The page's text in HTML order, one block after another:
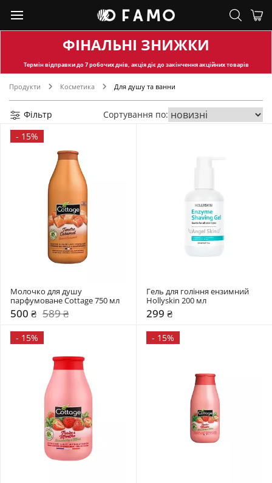
ФІНАЛЬНІ ЗНИЖКИ
Термін відправкидо 7 робочих днів, акція діє до закінчення акційних товарів
Продукти Косметика Для душу та ванни
Фільтр
Сортування по:
- 15%
Молочко для душу
парфумоване Cottage 750 мл
500 ₴ 589 ₴
Гель для гоління ензимний
Hollyskin 200 мл
299 ₴
- 15% - 15%